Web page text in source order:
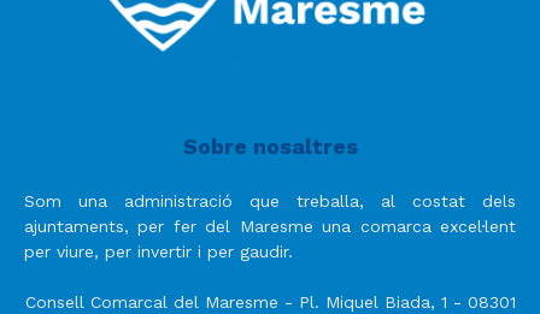
Sobre nosaltres
Som una administració que treballa, al costat dels
ajuntaments, per fer del Maresme una comarca excel·lent
per viure, per invertir i per gaudir.
Consell Comarcal del Maresme - Pl. Miquel Biada, 1 - 08301